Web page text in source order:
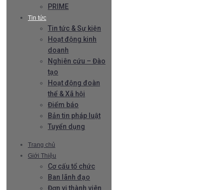
PRIME
Tin tức
Tin tức & Sự kiện
Hoạt động kinh
doanh
Nghiên cứu – Đào
tạo
Hoạt động đoàn
thể & Xã hội
Điểm báo
Bản tin pháp luật
Tuyển dụng
Trang chủ
Giới Thiệu
Cơ cấu tổ chức
Ban lãnh đạo
Đơn vị thành viên